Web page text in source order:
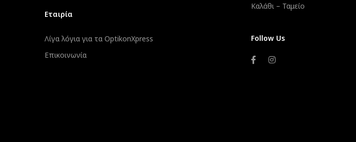
Εταιρία
Λίγα λόγια για τα OptikonXpress
Επικοινωνία
Καλάθι – Ταμείο
Follow Us